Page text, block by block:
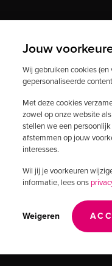
Jouw
Wij gebruiken cookies
gepersonaliseerde
Met deze cookies
zowel op onze website
stellen we een
afstemmen op jouw
interesses.
Wil jij je voorkeuren
informatie, lees ons
Weigeren